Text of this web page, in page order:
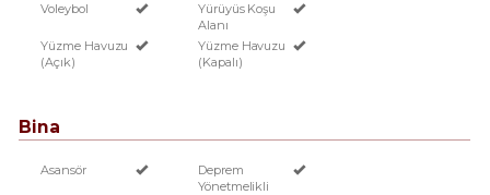
Voleybol
Yürüyüs Koşu
Alanı
Yüzme Havuzu
(Açık)
Yüzme Havuzu
(Kapalı)
Bina
Asansör
Deprem
Yönetmelikli